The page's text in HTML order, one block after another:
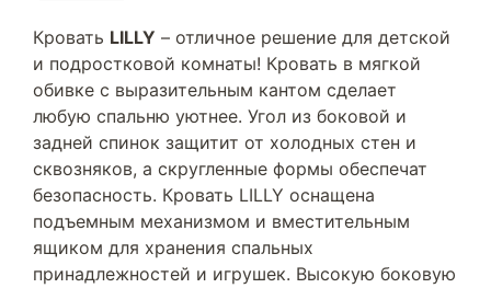
Кровать LILLY – отличное решение для детской
и подростковой комнаты! Кровать в мягкой
обивке с выразительным кантом сделает
любую спальню уютнее. Угол из боковой и
задней спинок защитит от холодных стен и
сквозняков, а скругленные формы обеспечат
безопасность. Кровать LILLY оснащена
подъемным механизмом и вместительным
ящиком для хранения спальных
принадлежностей и игрушек. Высокую боковую